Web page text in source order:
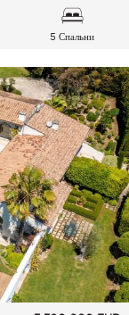
5 Спальни